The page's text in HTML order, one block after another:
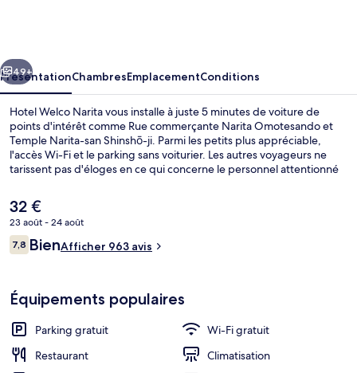
Suivant
49+
PrésentationChambresEmplacementConditions
Hotel Welco Narita vous installe à juste 5 minutes de voiture de
points d'intérêt comme Rue commerçante Narita Omotesando et
Temple Narita-san Shinshō-ji. Parmi les petits plus appréciable,
l'accès Wi-Fi et le parking sans voiturier. Les autres voyageurs ne
tarissent pas d'éloges en ce qui concerne le personnel attentionné
Le
prix
actuel
est
32 €
23 août - 24 août
Avis
voyageurs
7,87,8 sur 10
BienAfficher 963 avis
Équipements populaires
Parking gratuit
Wi-Fi gratuit
Restaurant
Climatisation